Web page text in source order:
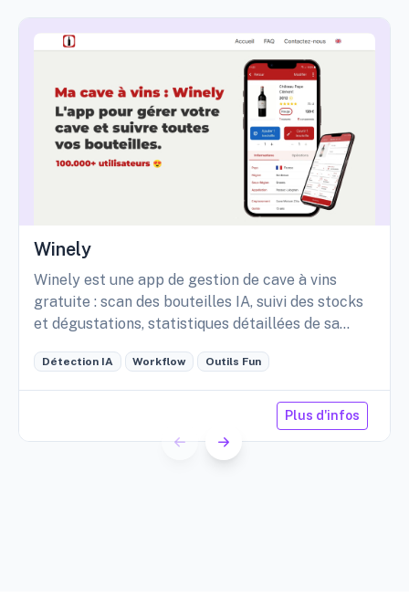
Winely
Winely est une app de gestion de cave à vins
gratuite : scan des bouteilles IA, suivi des stocks
et dégustations, statistiques détaillées de sa
Détection IA Workflow Outils Fun
Plus d'infos